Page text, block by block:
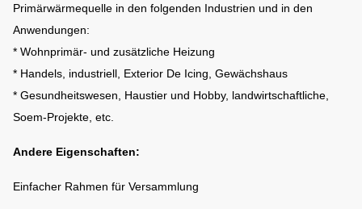
Primärwärmequelle in den folgenden Industrien und in den
Anwendungen:
* Wohnprimär- und zusätzliche Heizung
* Handels, industriell, Exterior De Icing, Gewächshaus
* Gesundheitswesen, Haustier und Hobby, landwirtschaftliche,
Soem-Projekte, etc.
Andere Eigenschaften:
Einfacher Rahmen für Versammlung